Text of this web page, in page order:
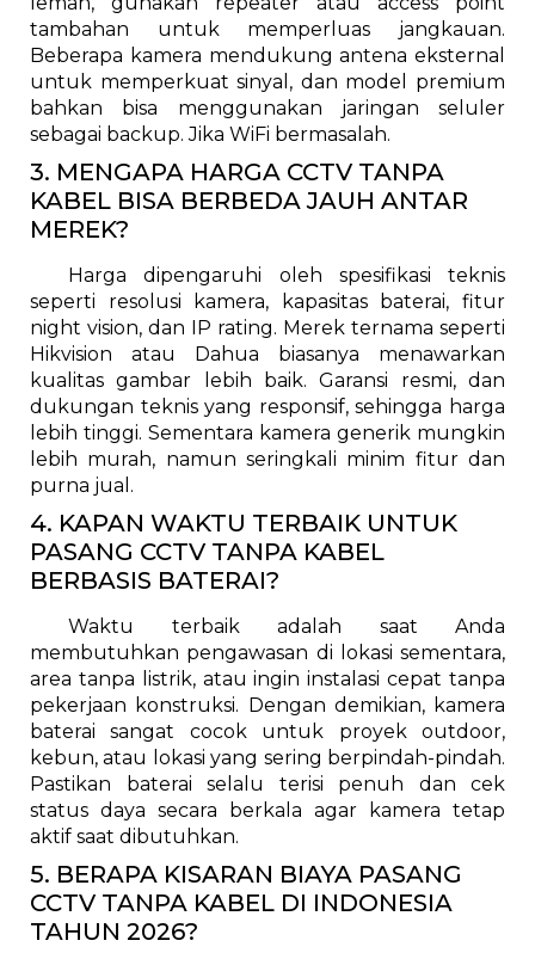
tambahan untuk memperluas jangkauan.
Beberapa kamera mendukung antena eksternal
untuk memperkuat sinyal, dan model premium
bahkan bisa menggunakan jaringan seluler
sebagai backup. Jika WiFi bermasalah.
3. MENGAPA HARGA CCTV TANPA
KABEL BISA BERBEDA JAUH ANTAR
MEREK?
Harga dipengaruhi oleh spesifikasi teknis
seperti resolusi kamera, kapasitas baterai, fitur
night vision, dan IP rating. Merek ternama seperti
Hikvision atau Dahua biasanya menawarkan
kualitas gambar lebih baik. Garansi resmi, dan
dukungan teknis yang responsif, sehingga harga
lebih tinggi. Sementara kamera generik mungkin
lebih murah, namun seringkali minim fitur dan
purna jual.
4. KAPAN WAKTU TERBAIK UNTUK
PASANG CCTV TANPA KABEL
BERBASIS BATERAI?
Waktu terbaik adalah saat Anda
membutuhkan pengawasan di lokasi sementara,
area tanpa listrik, atau ingin instalasi cepat tanpa
pekerjaan konstruksi. Dengan demikian, kamera
baterai sangat cocok untuk proyek outdoor,
kebun, atau lokasi yang sering berpindah-pindah.
Pastikan baterai selalu terisi penuh dan cek
status daya secara berkala agar kamera tetap
aktif saat dibutuhkan.
5. BERAPA KISARAN BIAYA PASANG
CCTV TANPA KABEL DI INDONESIA
TAHUN 2026?